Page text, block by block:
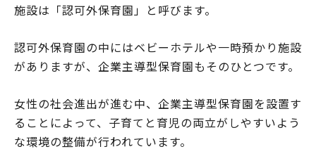
施設は「認可外保育園」と呼びます。
認可外保育園の中にはベビーホテルや一時預かり施設
がありますが、企業主導型保育園もそのひとつです。
女性の社会進出が進む中、企業主導型保育園を設置す
ることによって、子育てと育児の両立がしやすいよう
な環境の整備が行われています。